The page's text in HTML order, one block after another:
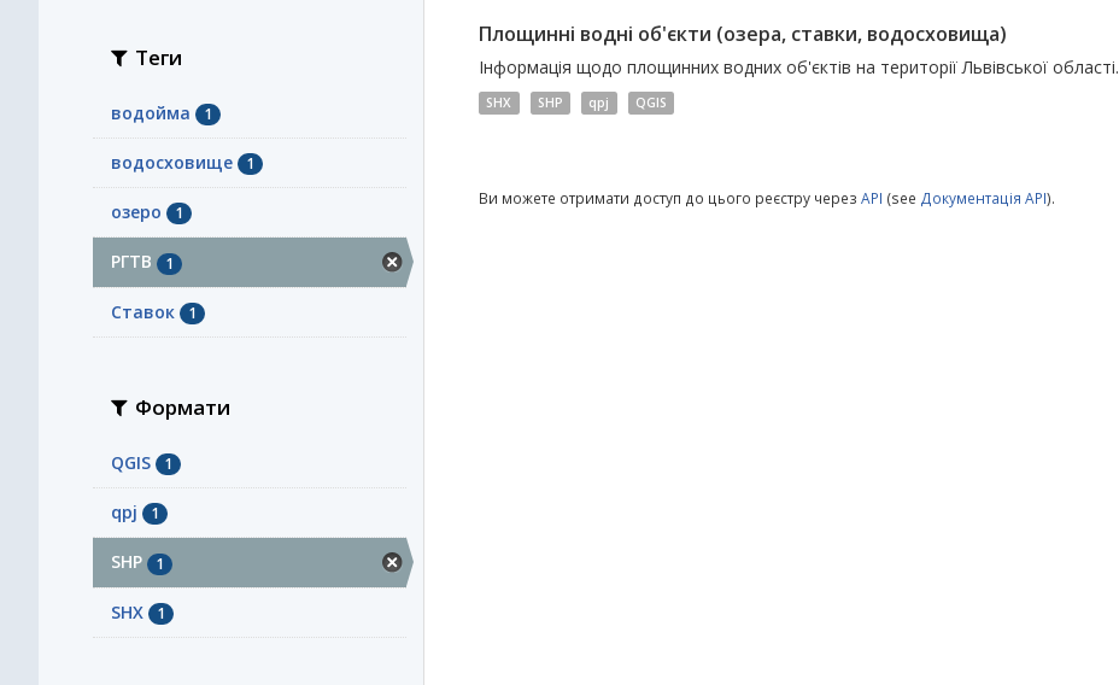
Теги
водойма 1
водосховище 1
озеро 1
РГТВ 1
Ставок 1
Формати
QGIS 1
qpj 1
SHP 1
SHX 1
Площинні водні об'єкти (озера, ставки, водосховища)
Інформація щодо площинних водних об'єктів на території Львівської області.
SHX SHP qpj QGIS
Ви можете отримати доступ до цього реєстру через API (see Документація API).